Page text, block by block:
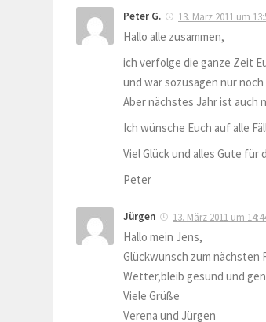
Peter G. 13. März 2011 um
Hallo alle zusammen,
ich verfolge die ganze Zeit
und war sozusagen nur noch
Aber nächstes Jahr ist auch
Ich wünsche Euch auf alle
Viel Glück und alles Gute für
Peter
Jürgen 13. März 2011 um
Hallo mein Jens,
Glückwunsch zum nächsten
Wetter,bleib gesund und
Viele Grüße
Verena und Jürgen